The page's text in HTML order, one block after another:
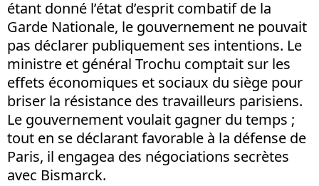
étant donné l’état d’esprit combatif de la
Garde Nationale, le gouvernement ne pouvait
pas déclarer publiquement ses intentions. Le
ministre et général Trochu comptait sur les
effets économiques et sociaux du siège pour
briser la résistance des travailleurs parisiens.
Le gouvernement voulait gagner du temps ;
tout en se déclarant favorable à la défense de
Paris, il engagea des négociations secrètes
avec Bismarck.